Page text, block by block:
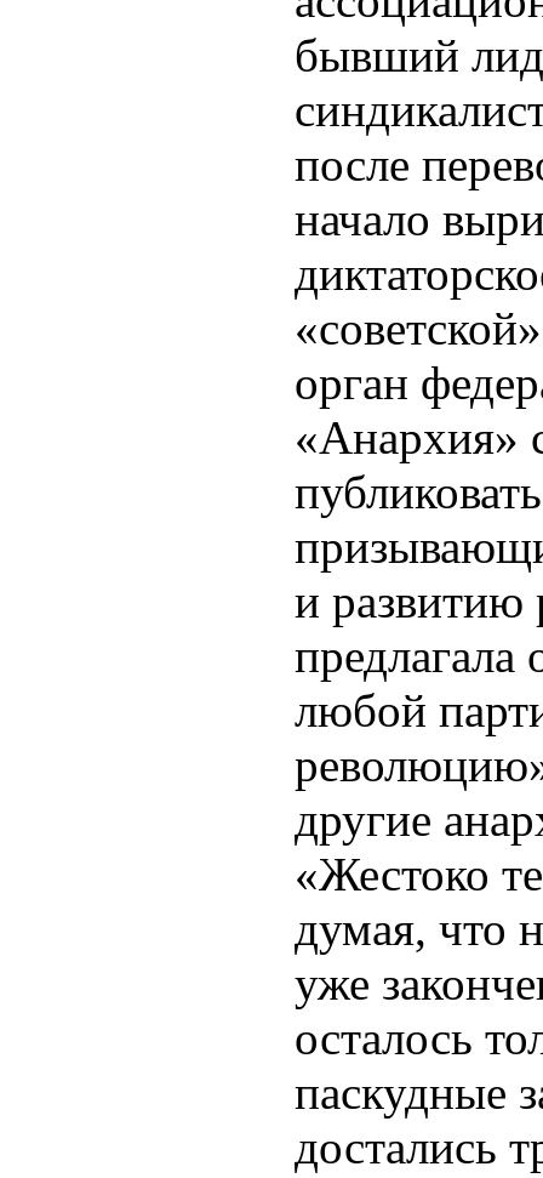
бывший
после
начало
орган
«Анархия»
и развитию
предлагала
любой
другие
«Жестоко
думая, что
уже
осталось
паскудные
достались